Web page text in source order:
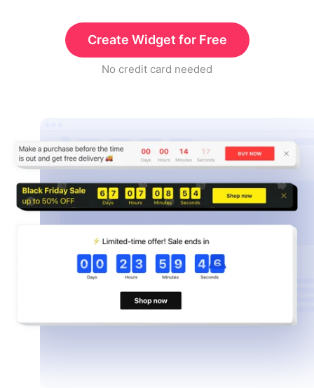
Create Widget for Free
No credit card needed